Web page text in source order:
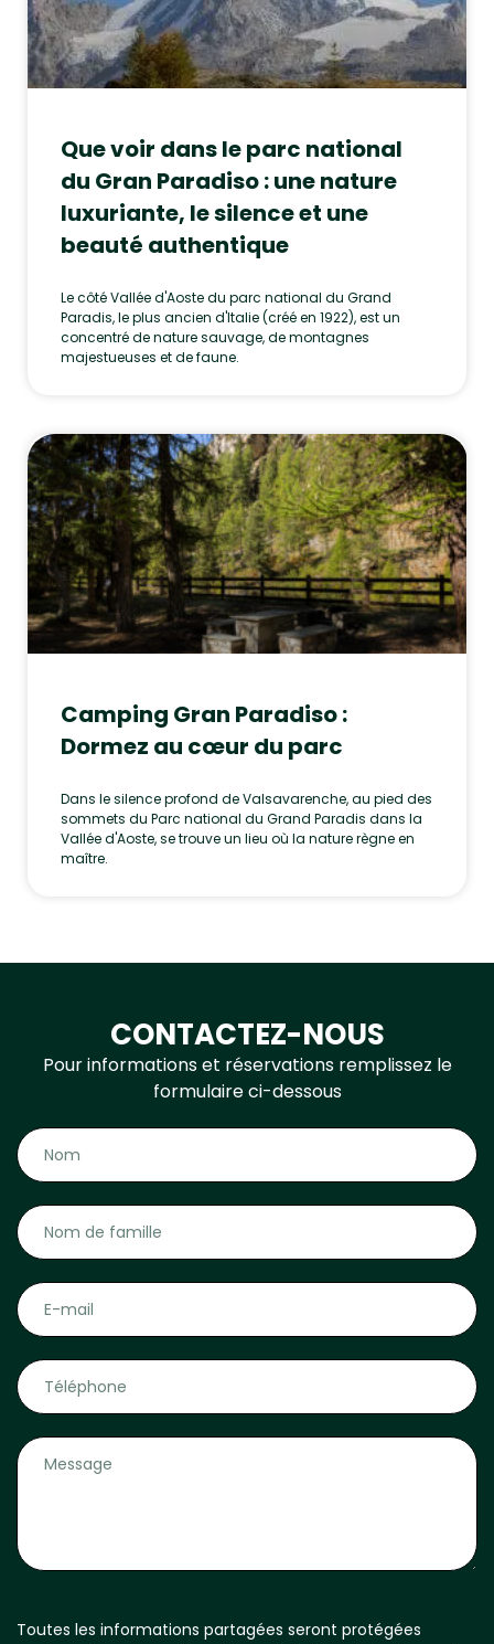
Que voir dans le parc national
du Gran Paradiso : une nature
luxuriante, le silence et une
beauté authentique
Le côté Vallée d'Aoste du parc national du Grand
Paradis, le plus ancien d'Italie (créé en 1922), est un
concentré de nature sauvage, de montagnes
majestueuses et de faune.
Camping Gran Paradiso :
Dormez au cœur du parc
Dans le silence profond de Valsavarenche, au pied des
sommets du Parc national du Grand Paradis dans la
Vallée d'Aoste, se trouve un lieu où la nature règne en
maître.
CONTACTEZ-NOUS
Pour informations et réservations remplissez le
formulaire ci-dessous
Toutes les informations partagées seront protégées